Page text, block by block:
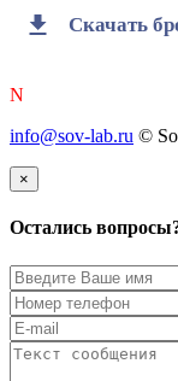
Скачать
N
info@sov-lab.ru ©
×
Остались